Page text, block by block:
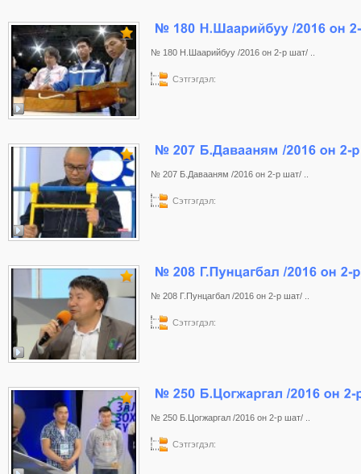
№ 180 Н.Шаарийбуу /2016 он 2-р шат/ ..
Сэтгэгдэл:
№ 207 Б.Давааням /2016 он 2-р шат/ ..
Сэтгэгдэл:
№ 208 Г.Пунцагбал /2016 он 2-р шат/ ..
Сэтгэгдэл:
№ 250 Б.Цогжаргал /2016 он 2-р шат/ ..
Сэтгэгдэл: